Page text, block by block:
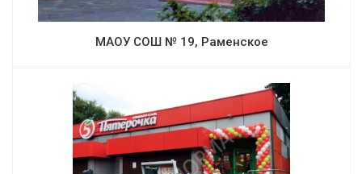
МАОУ СОШ № 19, Раменское